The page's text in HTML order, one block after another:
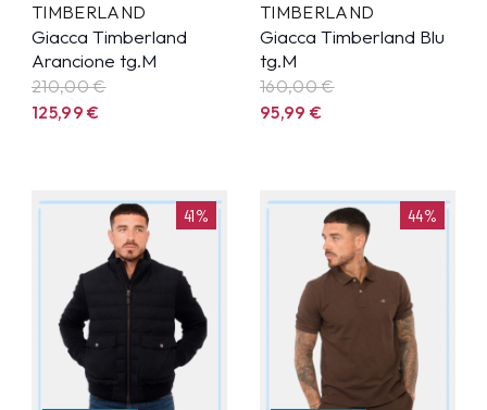
TIMBERLAND
Giacca Timberland
Arancione tg.M
210,00 €
125,99€
TIMBERLAND
Giacca Timberland Blu
tg.M
160,00 €
95,99€
41% 44%